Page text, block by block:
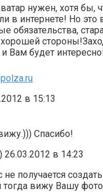
нужен, хотя бы,
в интернете! Но это
обязательства,
хорошей
Вам будет
в 15:13
Спасибо!
26.03.2012 в 14:23
не получается
вижу Вашу